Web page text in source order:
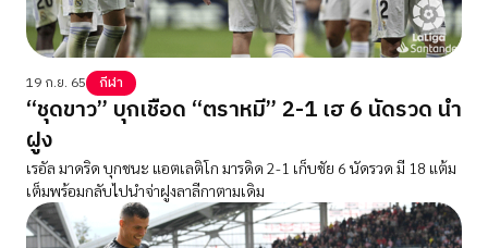
19 ก.ย. 65 กีฬา
“ชุดขาว” บุกเชือด “ตราหมี” 2-1 เฮ 6 นัดรวด นำ
ฝูง
เรอัล มาดริด บุกชนะ แอตเลติโก มารดิด 2-1 เก็บชัย 6 นัดรวด มี 18 แต้ม
เต็มพร้อมกลับไปนำจ่าฝูงลาลีกาตามเดิม